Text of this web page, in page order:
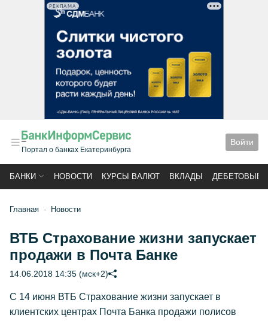
РЕКЛАМА
Портал о банках Екатеринбурга
Войти
БАНКИ НОВОСТИ КУРСЫ ВАЛЮТ ВКЛАДЫ ДЕБЕТОВЫЕ
Главная Новости
ВТБ Страхование жизни запускает
продажи в Почта Банке
14.06.2018 14:35 (мск+2)
С 14 июня ВТБ Страхование жизни запускает в
клиентских центрах Почта Банка продажи полисов